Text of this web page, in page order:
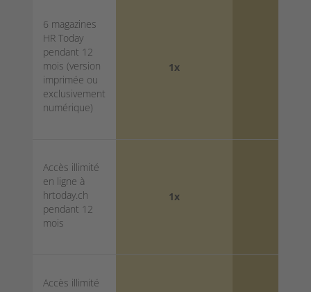
6 magazines
HR Today
pendant 12
mois (version
imprimée ou
exclusivement
numérique)
1x
Accès illimité
en ligne à
hrtoday.ch
pendant 12
mois
1x
Accès illimité